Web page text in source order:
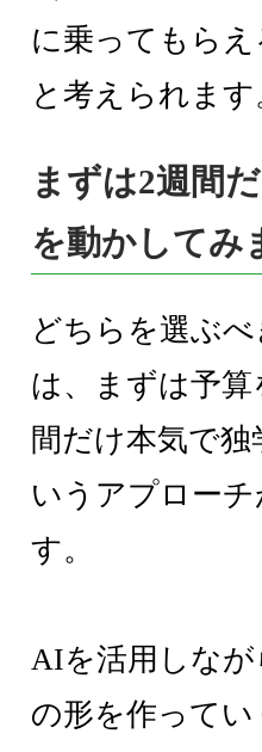
に乗ってもら
と考えられます
まずは2週間
を動かしてみ
どちらを選ぶ
は、まずは予
間だけ本気で独
いうアプロー
す。
AIを活用しなが
の形を作って